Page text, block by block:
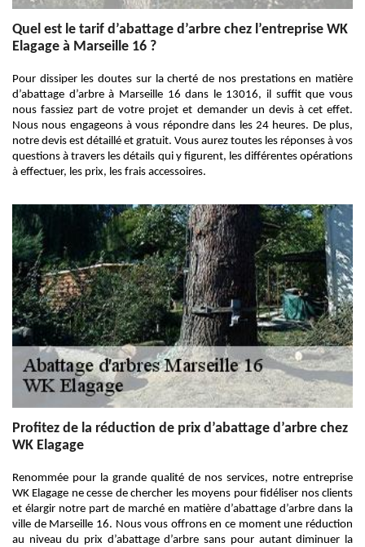
Quel est le tarif d’abattage d’arbre chez l’entreprise WK
Elagage à Marseille 16 ?
Pour dissiper les doutes sur la cherté de nos prestations en matière
d’abattage d’arbre à Marseille 16 dans le 13016, il suffit que vous
nous fassiez part de votre projet et demander un devis à cet effet.
Nous nous engageons à vous répondre dans les 24 heures. De plus,
notre devis est détaillé et gratuit. Vous aurez toutes les réponses à vos
questions à travers les détails qui y figurent, les différentes opérations
à effectuer, les prix, les frais accessoires.
Profitez de la réduction de prix d’abattage d’arbre chez
WK Elagage
Renommée pour la grande qualité de nos services, notre entreprise
WK Elagage ne cesse de chercher les moyens pour fidéliser nos clients
et élargir notre part de marché en matière d’abattage d’arbre dans la
ville de Marseille 16. Nous vous offrons en ce moment une réduction
au niveau du prix d’abattage d’arbre sans pour autant diminuer la